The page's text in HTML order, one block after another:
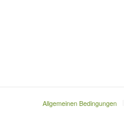
Allgemeinen Bedingungen